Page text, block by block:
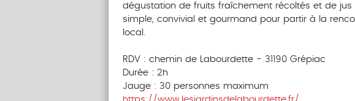
dégustation de fruits fraîchement récoltés et de jus
simple, convivial et gourmand pour partir à la
local.
RDV : chemin de Labourdette - 31190 Grépiac
Durée : 2h
Jauge : 30 personnes maximum